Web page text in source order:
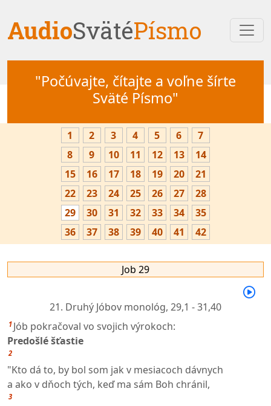
AudioSvätéPísmo
"Počúvajte, čítajte a voľne šírte
Sväté Písmo"
1 2 3 4 5 6
7
8
9 10 11 12 13
14
15
16 17 18 19 20
21
22
23 24 25 26 27
28
29
30 31 32 33 34
35
36
37 38 39 40 41 42
Job 29
21. Druhý Jóbov monológ, 29,1 - 31,40
1 Jób pokračoval vo svojich výrokoch:
Predošlé šťastie
2
"Kto dá to, by bol som jak v mesiacoch dávnych
a ako v dňoch tých, keď ma sám Boh chránil,
3